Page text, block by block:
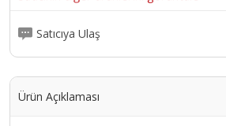
Satıcıya Ulaş
Ürün Açıklaması